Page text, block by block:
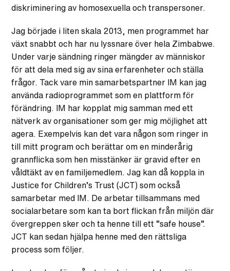
diskriminering av homosexuella och transpersoner.
Jag började i liten skala 2013, men programmet har
växt snabbt och har nu lyssnare över hela Zimbabwe.
Under varje sändning ringer mängder av människor
för att dela med sig av sina erfarenheter och ställa
frågor. Tack vare min samarbetspartner IM kan jag
använda radioprogrammet som en plattform för
förändring. IM har kopplat mig samman med ett
nätverk av organisationer som ger mig möjlighet att
agera. Exempelvis kan det vara någon som ringer in
till mitt program och berättar om en minderårig
grannflicka som hen misstänker är gravid efter en
våldtäkt av en familjemedlem. Jag kan då koppla in
Justice for Children’s Trust (JCT) som också
samarbetar med IM. De arbetar tillsammans med
socialarbetare som kan ta bort flickan från miljön där
övergreppen sker och ta henne till ett ”safe house”.
JCT kan sedan hjälpa henne med den rättsliga
process som följer.